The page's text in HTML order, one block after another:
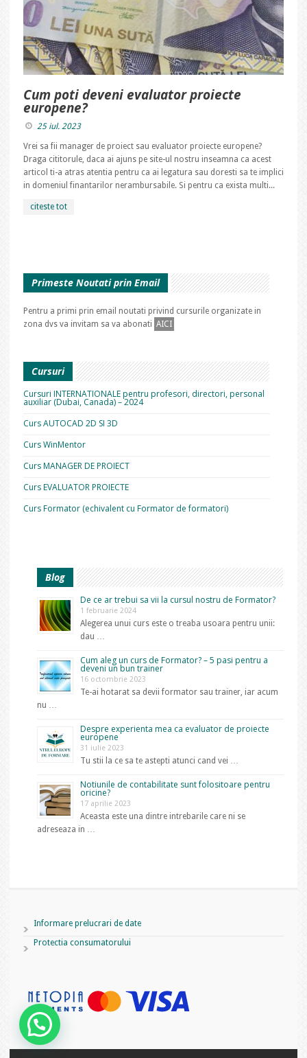
Cum poti deveni evaluator proiecte
europene?
25 iul. 2023
Vrei sa fii manager de proiect sau evaluator proiecte europene?
Draga cititorule, daca ai ajuns pe site-ul nostru inseamna ca acest
articol ti-a atras atentia pentru ca ai legatura sau doresti sa te implici
in domeniul finantarilor nerambursabile. Si pentru ca exista multi...
citeste tot
Primeste Noutati prin Email
Pentru a primi prin email noutati privind cursurile organizate in
zona dvs va invitam sa va abonati AICI
Cursuri
Cursuri INTERNATIONALE pentru profesori, directori, personal
auxiliar (Dubai, Canada) – 2024
Curs AUTOCAD 2D SI 3D
Curs WinMentor
Curs MANAGER DE PROIECT
Curs EVALUATOR PROIECTE
Curs Formator (echivalent cu Formator de formatori)
Blog
De ce ar trebui sa vii la cursul nostru de Formator?
1 februarie 2024
Alegerea unui curs este o treaba usoara pentru unii:
dau …
Cum aleg un curs de Formator? – 5 pasi pentru a
deveni un bun trainer
16 octombrie 2023
Te-ai hotarat sa devii formator sau trainer, iar acum
nu …
Despre experienta mea ca evaluator de proiecte
europene
31 iulie 2023
Tu stii la ce sa te astepti atunci cand vei …
Notiunile de contabilitate sunt folositoare pentru
oricine?
17 aprilie 2023
Aceasta este una dintre intrebarile care ni se
adreseaza in …
Informare prelucrari de date
Protectia consumatorului